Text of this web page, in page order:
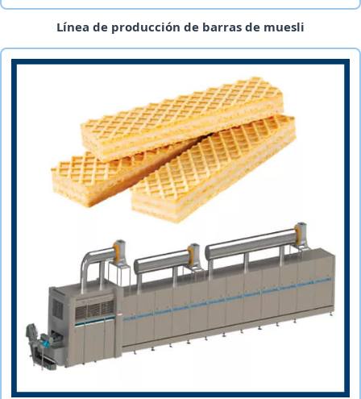
Línea de producción de barras de muesli